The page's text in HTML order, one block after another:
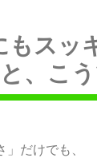
もスッ
、こう
」だけでも、